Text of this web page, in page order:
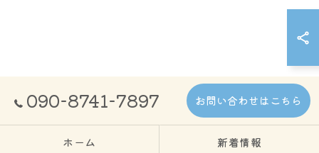
090-8741-7897 お問い合わせはこちら
ホーム 新着情報